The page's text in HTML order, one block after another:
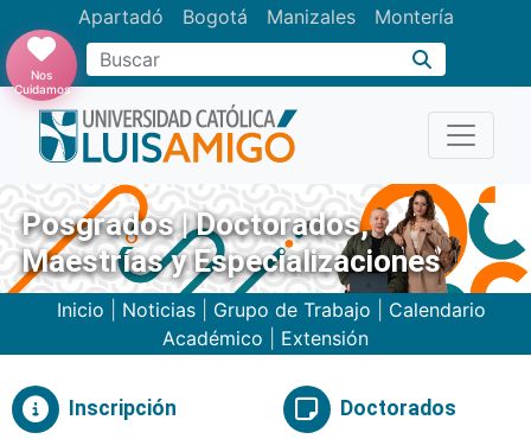
Apartadó Bogotá Manizales Montería
Buscar
Nos
Cuidamos
Posgrados | Doctorados,
Maestrías y Especializaciones
Inicio Noticias Grupo de Trabajo
Calendario
Académico
Extensión
Inscripción Doctorados